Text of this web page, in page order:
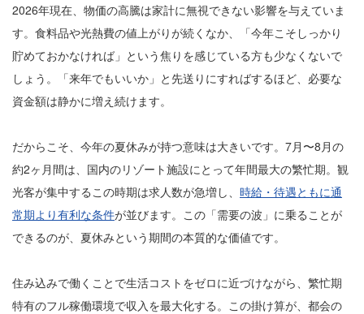
2026年現在、物価の高騰は家計に無視できない影響を与えていま
す。食料品や光熱費の値上がりが続くなか、「今年こそしっかり
貯めておかなければ」という焦りを感じている方も少なくないで
しょう。「来年でもいいか」と先送りにすればするほど、必要な
資金額は静かに増え続けます。
だからこそ、今年の夏休みが持つ意味は大きいです。7月〜8月の
約2ヶ月間は、国内のリゾート施設にとって年間最大の繁忙期。観
光客が集中するこの時期は求人数が急増し、 時給・待遇ともに通
常期より有利な条件が並びます。この「需要の波」に乗ることが
できるのが、夏休みという期間の本質的な価値です。
住み込みで働くことで生活コストをゼロに近づけながら、繁忙期
特有のフル稼働環境で収入を最大化する。この掛け算が、都会の